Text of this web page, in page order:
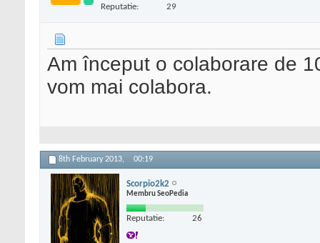
Reputatie: 29
Am început o colaborare de
vom mai colabora.
8th February 2013, 00:19
Scorpio2k2
Membru SeoPedia
Reputatie: 26